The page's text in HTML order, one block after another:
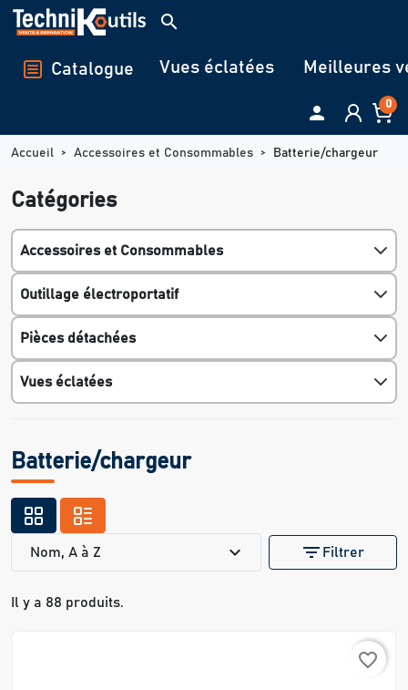
Panneau de gestion des cookies
search
Catalogue Vues éclatées Meilleures
 0
Accueil Accessoires et Consommables Batterie/chargeur
Catégories
Accessoires et Consommables
Outillage électroportatif
Pièces détachées
Vues éclatées
Batterie/chargeur
Il y a 88 produits.
Nom, A à Z expand_more filter_list Filtrer
favorite_border